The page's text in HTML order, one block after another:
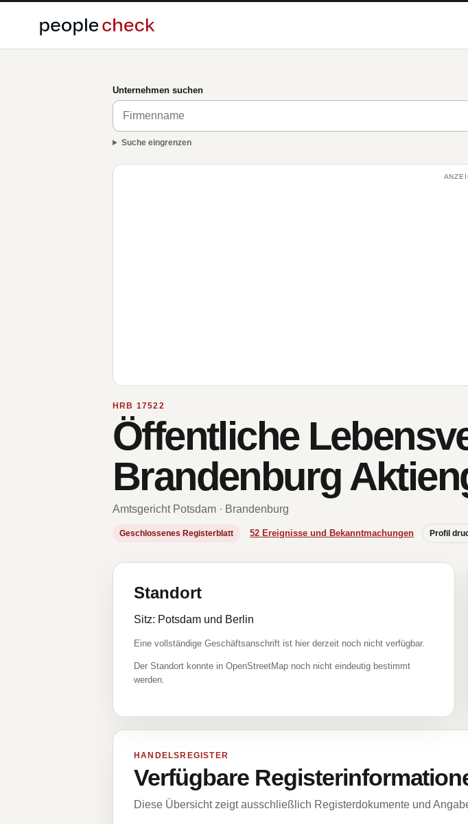
Unternehmen suchen
Suche eingrenzen
HRB 17522
Öffentliche
Brandenburg
Amtsgericht Potsdam · Brandenburg
Geschlossenes Registerblatt 52 Ereignisse und Bekanntmachungen Profil
Standort
Sitz: Potsdam und Berlin
Eine vollständige Geschäftsanschrift ist hier derzeit noch nicht verfügbar.
Der Standort konnte in OpenStreetMap noch nicht eindeutig bestimmt
werden.
HANDELSREGISTER
Verfügbare
Diese Übersicht zeigt ausschließlich Registerdokumente und